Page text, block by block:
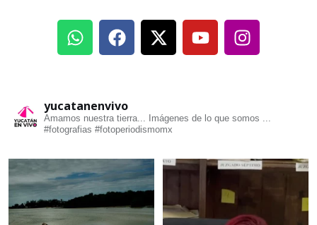
yucatanenvivo
Amamos nuestra tierra... Imágenes de lo que somos ...
#fotografias #fotoperiodismomx